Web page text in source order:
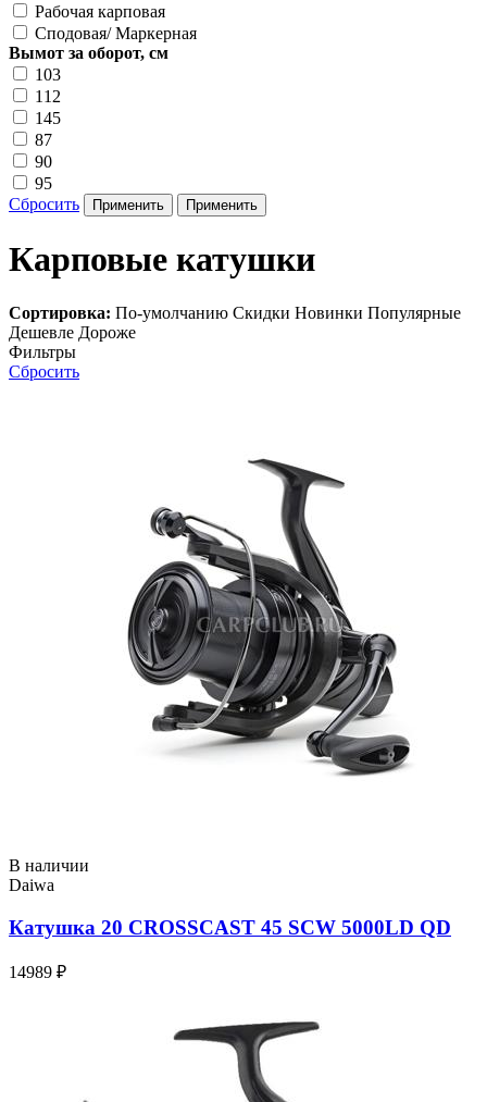
Рабочая карповая
Сподовая/ Маркерная
Вымот за оборот, см
103
112
145
87
90
95
Сбросить
Карповые катушки
Сортировка: По-умолчанию Скидки Новинки Популярные
Дешевле Дороже
Фильтры
Сбросить
В наличии
Daiwa
Катушка 20 CROSSCAST 45 SCW 5000LD QD
14989 ₽